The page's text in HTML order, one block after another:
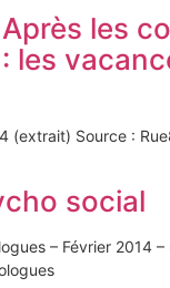
les
les
(extrait) Source :
social
– Février 2014 –